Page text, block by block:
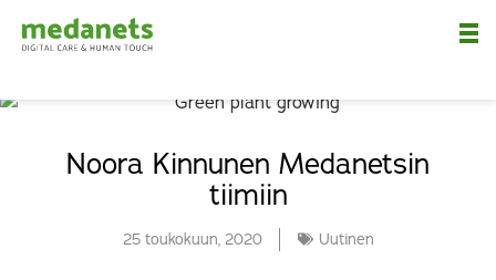
Noora Kinnunen Medanetsin
tiimiin
25 toukokuun, 2020 Uutinen